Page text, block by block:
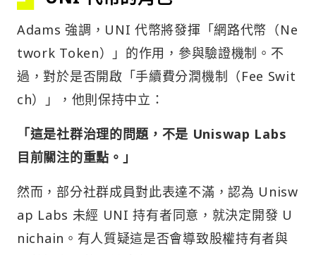
Adams 強調，UNI 代幣將發揮「網路代幣（Ne
twork Token）」的作用，參與驗證機制。不
過，對於是否開啟「手續費分潤機制（Fee Swit
ch）」，他則保持中立：
「這是社群治理的問題，不是 Uniswap Labs
目前關注的重點。」
然而，部分社群成員對此表達不滿，認為 Unisw
ap Labs 未經 UNI 持有者同意，就決定開發 U
nichain。有人質疑這是否會導致股權持有者與